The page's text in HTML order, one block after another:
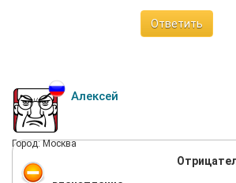
Перрино и Консул и Орматек,
говорили что они банкроты, но моему телу
матрас Эгоист М1 (
розница 66т.р. с 18% скидкой)
Заказал, звонили говорили что 100%
попозже сделали, привезли и я забыл, т.к.
Ответить
Алексей
Город: Москва